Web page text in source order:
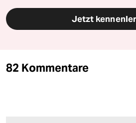
Jetzt
82 Kommentare